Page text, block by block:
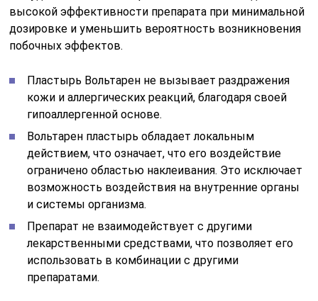
высокой эффективности препарата при минимальной
дозировке и уменьшить вероятность возникновения
побочных эффектов.
Пластырь Вольтарен не вызывает раздражения
кожи и аллергических реакций, благодаря своей
гипоаллергенной основе.
Вольтарен пластырь обладает локальным
действием, что означает, что его воздействие
ограничено областью наклеивания. Это исключает
возможность воздействия на внутренние органы
и системы организма.
Препарат не взаимодействует с другими
лекарственными средствами, что позволяет его
использовать в комбинации с другими
препаратами.